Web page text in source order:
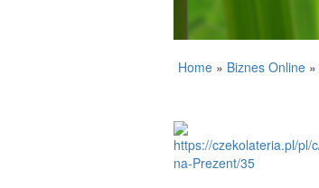
Home » Biznes Online »